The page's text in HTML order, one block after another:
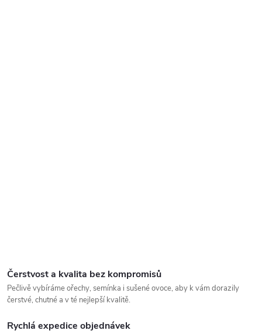
Čerstvost a kvalita bez kompromisů
Pečlivě vybíráme ořechy, semínka i sušené ovoce, aby k vám dorazily
čerstvé, chutné a v té nejlepší kvalitě.
Rychlá expedice objednávek